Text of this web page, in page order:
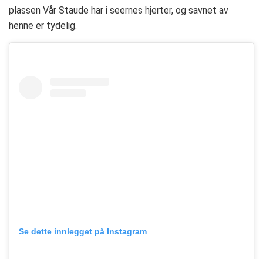
plassen Vår Staude har i seernes hjerter, og savnet av
henne er tydelig.
Se dette innlegget på Instagram